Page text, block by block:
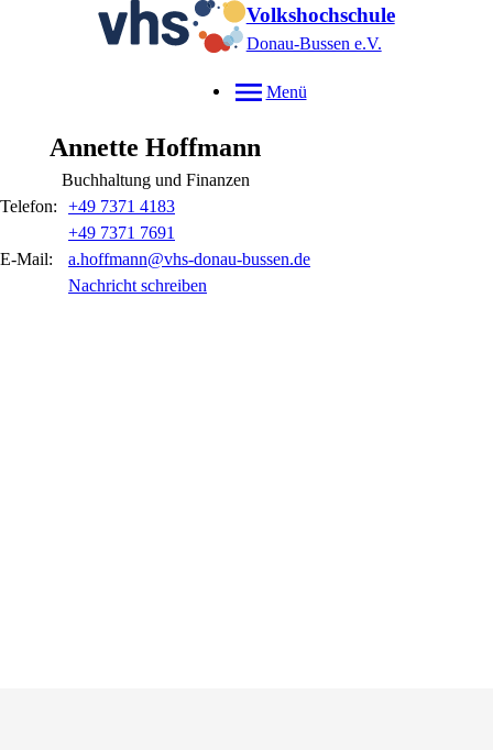
Volkshochschule
Donau-Bussen e.V.
Menü
Annette Hoffmann
Buchhaltung und Finanzen
Telefon:
+49 7371 4183
+49 7371 7691
E-Mail:
a.hoffmann@vhs-donau-bussen.de
Nachricht schreiben